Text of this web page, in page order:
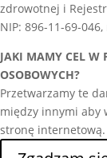
zdrowotnej i
NIP: 896-11-69-
JAKI MAMY CEL W
OSOBOWYCH?
Przetwarzamy te
między innymi aby
stronę internetową.